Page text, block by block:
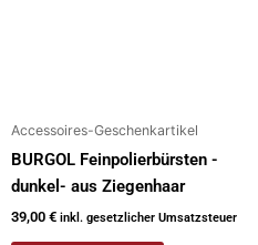
Accessoires-Geschenkartikel
BURGOL Feinpolierbürsten -
dunkel- aus Ziegenhaar
39,00 € inkl. gesetzlicher Umsatzsteuer